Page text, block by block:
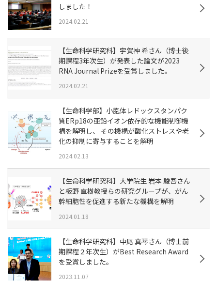
しました！
2024.02.21
【生命科学研究科】宇賀神 希さん（博士後
期課程3年次生）が発表した論文が2023
RNA Journal Prizeを受賞しました。
2024.02.21
【生命科学部】小胞体レドックスタンパク
質ERp18の亜鉛イオン依存的な機能制御機
構を解明し、 その機構が酸化ストレスや老
化の抑制に寄与することを解明
2024.02.13
【生命科学研究科】大学院生 岩本 駿吾さん
と板野 直樹教授らの研究グループが、がん
幹細胞性を促進する新たな機構を解明
2024.01.18
【生命科学研究科】中尾 真琴さん（博士前
期課程２年次生）がBest Research Award
を受賞しました。
2023.11.07